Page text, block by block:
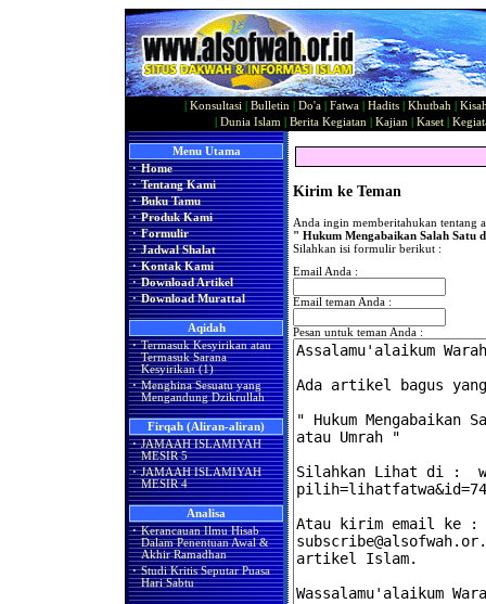
Konsultasi Bulletin Do'a Fatwa Hadits Khutbah
Dunia Islam Berita Kegiatan Kajian Kaset|
Menu Utama
· Home
· Tentang Kami
· Buku Tamu
· Produk Kami
· Formulir
· Jadwal Shalat
· Kontak Kami
· Download Artikel
· Download Murattal
Aqidah
· Termasuk Kesyirikan atau
Termasuk Sarana
Kesyirikan (1)
· Menghina Sesuatu yang
Mengandung Dzikrullah
Firqah (Aliran-aliran)
· JAMAAH ISLAMIYAH
MESIR 5
· JAMAAH ISLAMIYAH
MESIR 4
Analisa
· Kerancauan Ilmu Hisab
Dalam Penentuan Awal &
Akhir Ramadhan
· Studi Kritis Seputar Puasa
Hari Sabtu
Kirim ke Teman
Anda ingin memberitahukan tentang
" Hukum Mengabaikan Salah
Silahkan isi formulir berikut :
Email Anda :
Email teman Anda :
Pesan untuk teman Anda :